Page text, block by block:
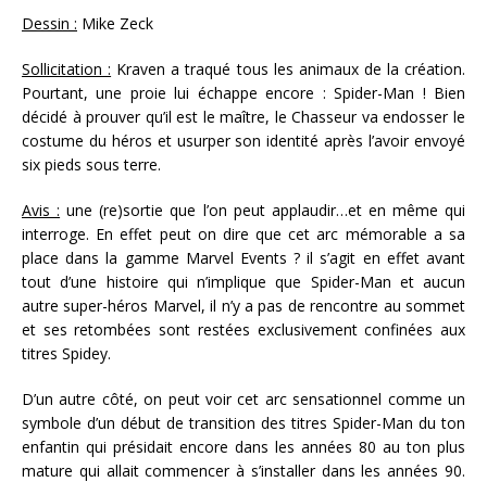
Dessin : Mike Zeck
Sollicitation : Kraven a traqué tous les animaux de la création.
Pourtant, une proie lui échappe encore : Spider-Man ! Bien
décidé à prouver qu’il est le maître, le Chasseur va endosser le
costume du héros et usurper son identité après l’avoir envoyé
six pieds sous terre.
Avis : une (re)sortie que l’on peut applaudir…et en même qui
interroge. En effet peut on dire que cet arc mémorable a sa
place dans la gamme Marvel Events ? il s’agit en effet avant
tout d’une histoire qui n’implique que Spider-Man et aucun
autre super-héros Marvel, il n’y a pas de rencontre au sommet
et ses retombées sont restées exclusivement confinées aux
titres Spidey.
D’un autre côté, on peut voir cet arc sensationnel comme un
symbole d’un début de transition des titres Spider-Man du ton
enfantin qui présidait encore dans les années 80 au ton plus
mature qui allait commencer à s’installer dans les années 90.